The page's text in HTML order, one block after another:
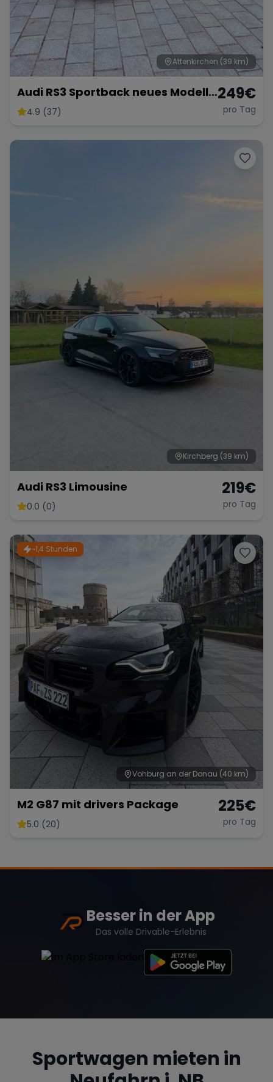
Attenkirchen (39 km)
Audi RS3 Sportback neues Modell
2025
4.9 (37)
249€
pro Tag
Kirchberg (39 km)
Audi RS3 Limousine
0.0 (0)
219€
pro Tag
~1,4 Stunden
Vohburg an der Donau (40 km)
M2 G87 mit drivers Package
5.0 (20)
225€
pro Tag
Besser in der App
Das volle Drivable-Erlebnis
Sportwagen mieten in